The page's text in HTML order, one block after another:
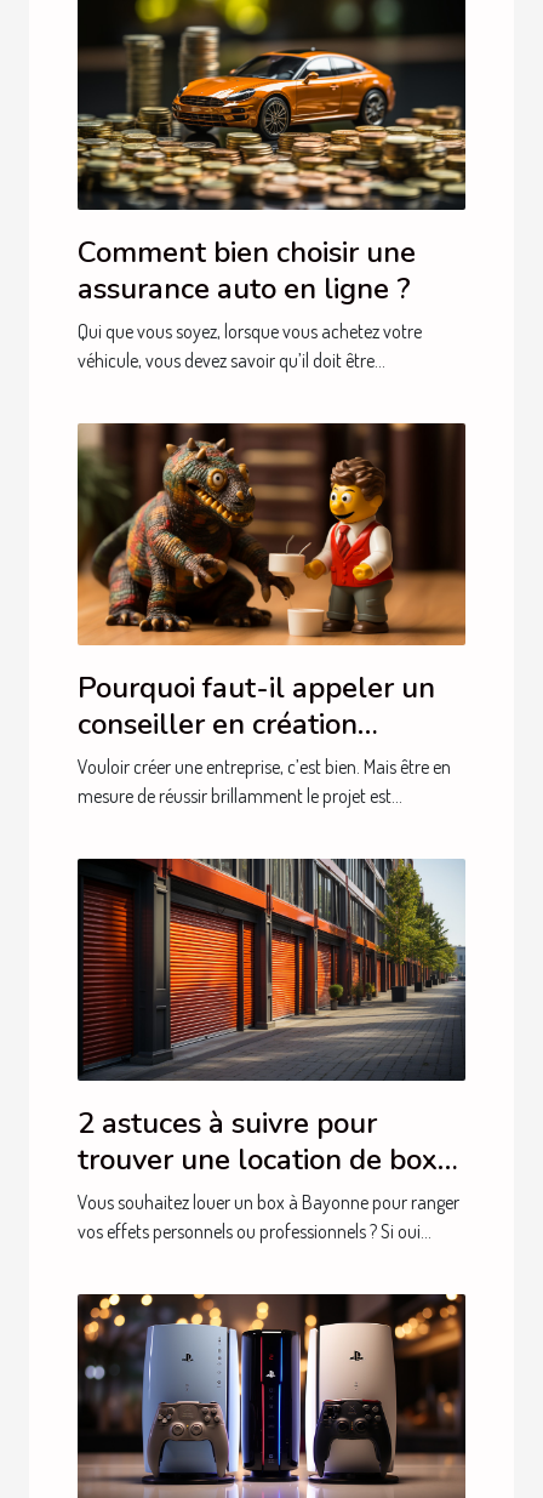
Comment bien choisir une
assurance auto en ligne ?
Qui que vous soyez, lorsque vous achetez votre
véhicule, vous devez savoir qu’il doit être...
Pourquoi faut-il appeler un
conseiller en création
d’entreprises ?
Vouloir créer une entreprise, c’est bien. Mais être en
mesure de réussir brillamment le projet est...
2 astuces à suivre pour
trouver une location de box
sur Bayonne
Vous souhaitez louer un box à Bayonne pour ranger
vos effets personnels ou professionnels ? Si oui...